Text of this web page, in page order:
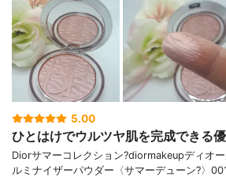
5.00
ひとはけでウルツヤ肌を完成できる
Diorサマーコレクション?diormakeupディオ
ルミナイザーパウダー〈サマーデューン?️〉